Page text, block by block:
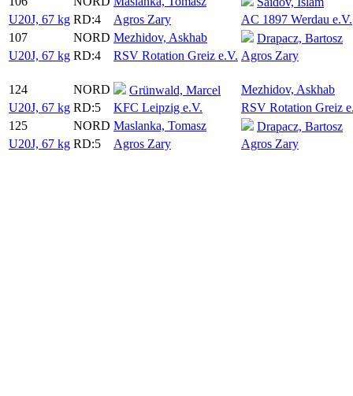
U20J, 67 kg RD:4 Agros Zary
AC 1897 Werdau e.V.
107
NORD Mezhidov, Askhab
Drapacz, Bartosz
U20J, 67 kg RD:4 RSV Rotation Greiz e.V. Agros Zary
124 NORD Grünwald, Marcel
Mezhidov, Askhab
U20J, 67 kg RD:5 KFC Leipzig e.V.
RSV Rotation Greiz
125
NORD Maslanka, Tomasz
Drapacz, Bartosz
U20J, 67 kg RD:5 Agros Zary Agros Zary